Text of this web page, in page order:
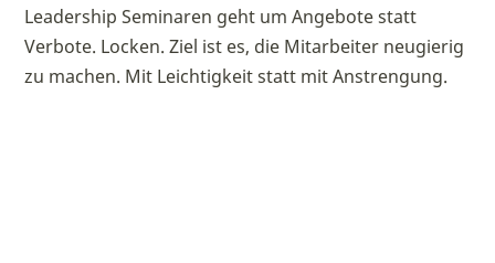
Leadership Seminaren geht um Angebote statt
Verbote. Locken. Ziel ist es, die Mitarbeiter neugierig
zu machen. Mit Leichtigkeit statt mit Anstrengung.